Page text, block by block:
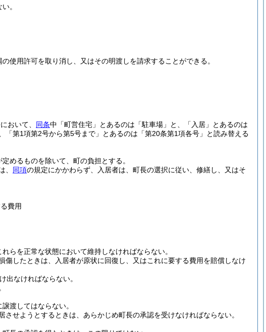
。
使用許可を取り消し、又はその明渡しを請求することができる。
おいて、 同条中「町営住宅」とあるのは「駐車場」と、「入居」とあるのは
「第1項第2号から第5号まで」とあるのは「第20条第1項各号」と読み替える
めるものを除いて、町の負担とする。
、 同項の規定にかかわらず、入居者は、町長の選択に従い、修繕し、又はそ
費用
らを正常な状態において維持しなければならない。
したときは、入居者が原状に回復し、又はこれに要する費用を賠償しなけ
出なければならない。
渡してはならない。
せようとするときは、あらかじめ町長の承認を受けなければならない。